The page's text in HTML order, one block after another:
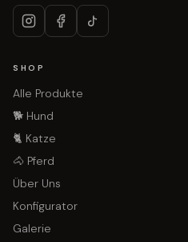
SHOP
Alle Produkte
🐕 Hund
🐈 Katze
🐴 Pferd
Über Uns
Konfigurator
Galerie